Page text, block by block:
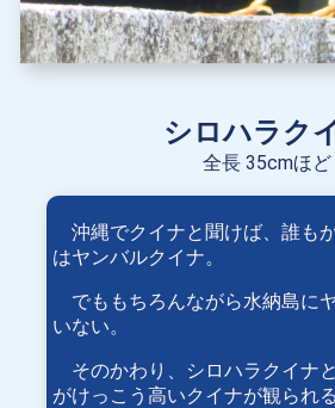
シロハラク
全長 35cmほど
沖縄でクイナと聞けば、誰も
はヤンバルクイナ。
でももちろんながら水納島に
いない。
そのかわり、シロハラクイナ
がけっこう高いクイナが観られる